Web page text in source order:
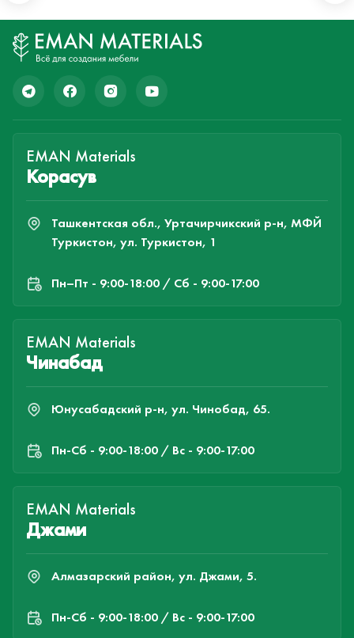
EMAN Materials
Корасув
Ташкентская обл., Уртачирчикский р-н, МФЙ
Туркистон, ул. Туркистон, 1
Пн–Пт - 9:00-18:00 / Сб - 9:00-17:00
EMAN Materials
Чинабад
Юнусабадский р-н, ул. Чинобад, 65.
Пн-Cб - 9:00-18:00 / Вс - 9:00-17:00
EMAN Materials
Джами
Алмазарский район, ул. Джами, 5.
Пн-Cб - 9:00-18:00 / Вс - 9:00-17:00